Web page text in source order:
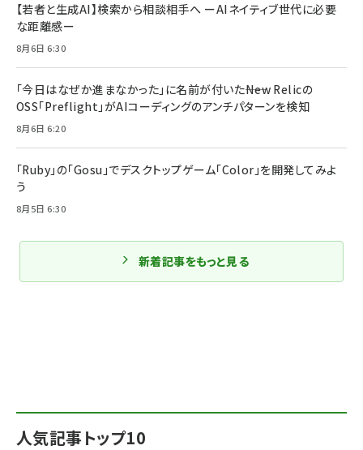
人気記事トップ10
【若者と生成AI】検索から相談相手へ ーAIネイティブ世代に必要
な距離感ー
8月6日 6:30
「今日はなぜか進まなかった」に名前が付いた――New Relicの
OSS「Preflight」がAIコーディングのアンチパターンを検知
8月6日 6:20
「Ruby」の「Gosu」でデスクトップゲーム「Color」を開発してみよ
う
8月5日 6:30
新着記事をもっと見る